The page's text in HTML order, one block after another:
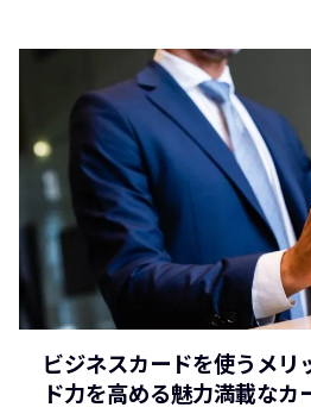
ビジネスカードを使うメリ
ド力を高める魅力満載なカ